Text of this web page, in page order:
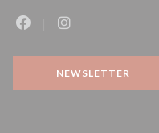
finestra))
NEWSLETTER